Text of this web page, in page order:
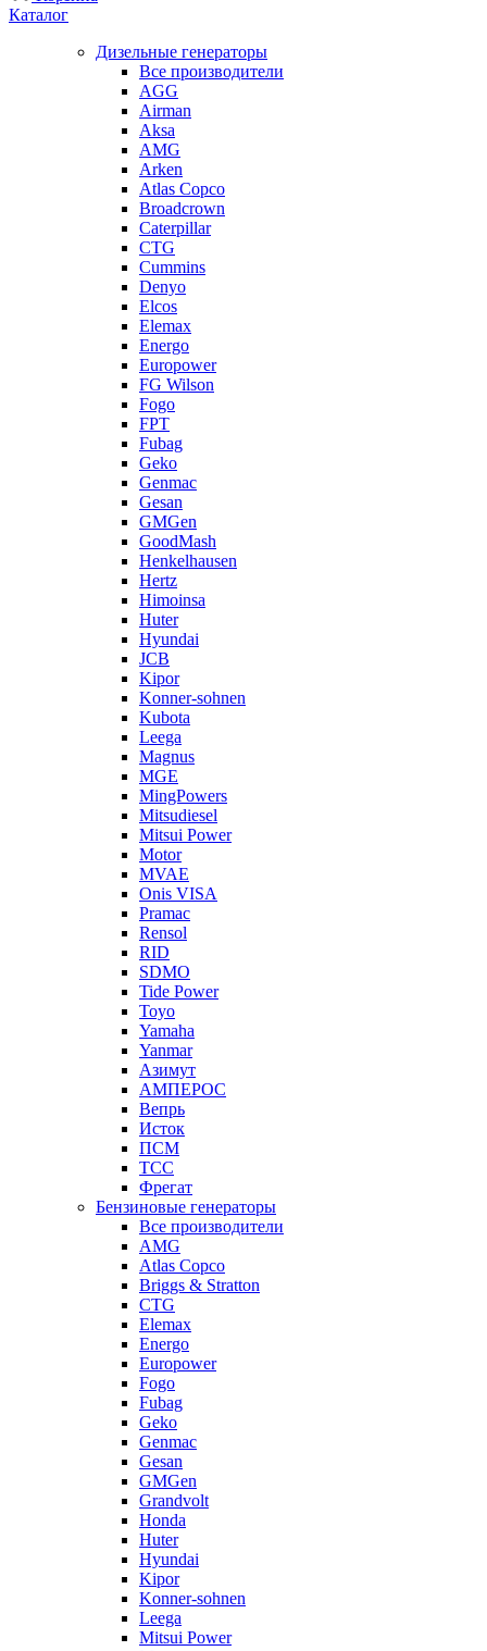
Каталог
Дизельные генераторы
Все производители
AGG
Airman
Aksa
AMG
Arken
Atlas Copco
Broadcrown
Caterpillar
CTG
Cummins
Denyo
Elcos
Elemax
Energo
Europower
FG Wilson
Fogo
FPT
Fubag
Geko
Genmac
Gesan
GMGen
GoodMash
Henkelhausen
Hertz
Himoinsa
Huter
Hyundai
JCB
Kipor
Konner-sohnen
Kubota
Leega
Magnus
MGE
MingPowers
Mitsudiesel
Mitsui Power
Motor
MVAE
Onis VISA
Pramac
Rensol
RID
SDMO
Tide Power
Toyo
Yamaha
Yanmar
Азимут
АМПЕРОС
Вепрь
Исток
ПСМ
ТСС
Фрегат
Бензиновые генераторы
Все производители
AMG
Atlas Copco
Briggs & Stratton
CTG
Elemax
Energo
Europower
Fogo
Fubag
Geko
Genmac
Gesan
GMGen
Grandvolt
Honda
Huter
Hyundai
Kipor
Konner-sohnen
Leega
Mitsui Power